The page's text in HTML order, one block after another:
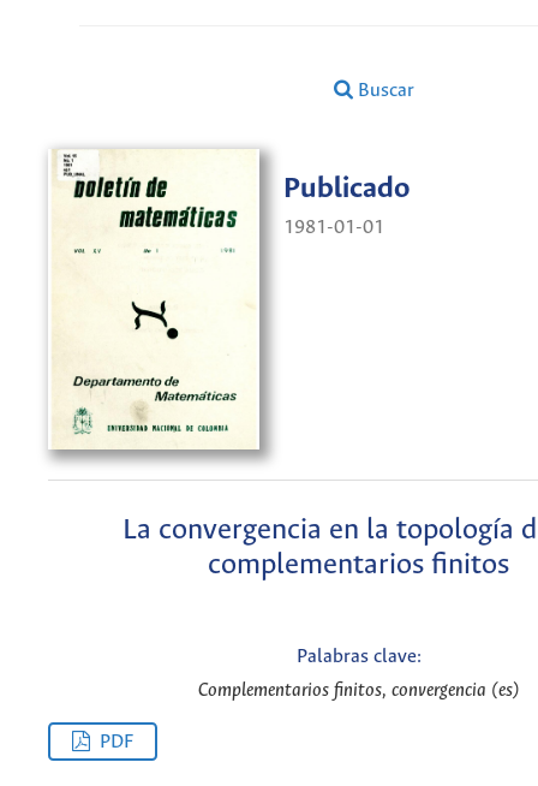
Buscar
Publicado
1981-01-01
La convergencia en la topología
complementarios finitos
Palabras clave:
Complementarios finitos, convergencia (es)
PDF